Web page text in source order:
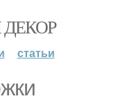
ДЕКОР
статьи